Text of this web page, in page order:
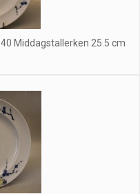
Middagstallerken 25.5 cm